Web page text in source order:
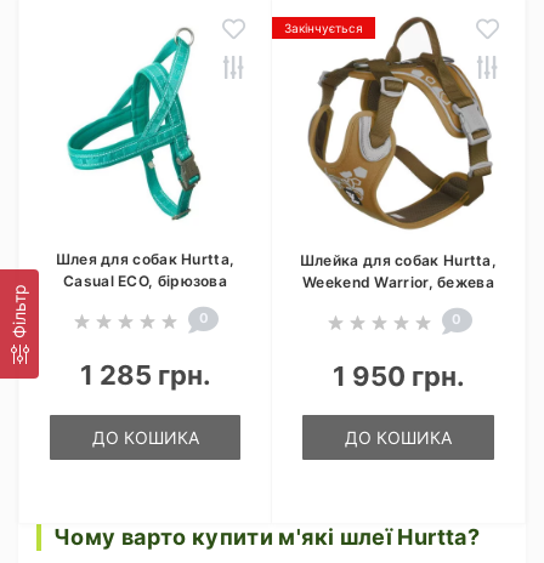
Фільтр
Шлея для собак Hurtta,
Casual ECO, бірюзова
0
1 285 грн.
ДО КОШИКА
Закінчується
Шлейка для собак Hurtta,
Weekend Warrior, бежева
0
1 950 грн.
ДО КОШИКА
Чому варто купити м'які шлеї Hurtta?